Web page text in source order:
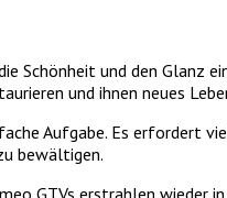
Schönheit und den Glanz
und ihnen neues
Aufgabe. Es erfordert
bewältigen.
GTVs erstrahlen